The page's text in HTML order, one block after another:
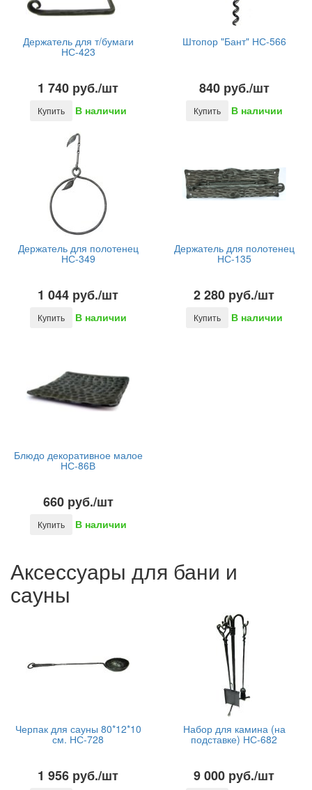
Держатель для т/бумаги
НС-423
1 740 руб./шт
Купить В наличии
Штопор "Бант" НС-566
840 руб./шт
Купить В наличии
Держатель для полотенец
НС-349
1 044 руб./шт
Купить В наличии
Держатель для полотенец
НС-135
2 280 руб./шт
Купить В наличии
Блюдо декоративное малое
НС-86В
660 руб./шт
Купить В наличии
Аксессуары для бани и
сауны
Черпак для сауны 80*12*10
см. НС-728
1 956 руб./шт
Набор для камина (на
подставке) НС-682
9 000 руб./шт